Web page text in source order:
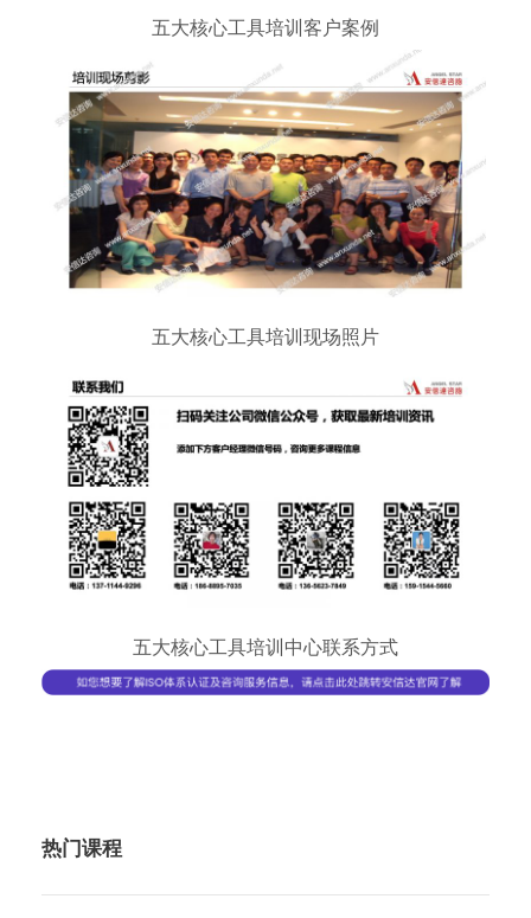
五大核心工具培训客户案例
五大核心工具培训现场照片
五大核心工具培训中心联系方式
热门课程